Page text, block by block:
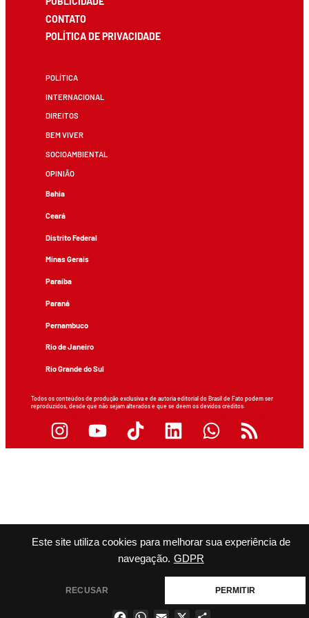
Este site utiliza cookies para melhorar sua experiência de
navegação. GDPR
RECUSAR PERMITIR
CONTATO
POLÍTICA DE PRIVACIDADE
POLÍTICA
INTERNACIONAL
DIREITOS
BEM VIVER
SOCIOAMBIENTAL
OPINIÃO
Bahia
Ceará
Distrito Federal
Minas Gerais
Paraíba
Paraná
Pernambuco
Rio de Janeiro
Rio Grande do Sul
Todos os conteúdos de produção exclusiva e de autoria editorial do Brasil de Fato podem ser
reproduzidos, desde que não sejam alterados e que se deem os devidos créditos.